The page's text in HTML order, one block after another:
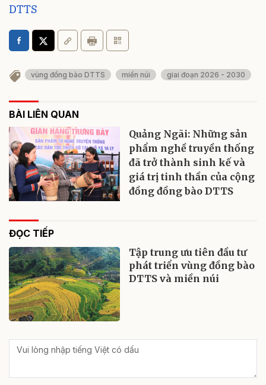
DTTS
vùng đồng bào DTTS miền núi giai đoạn 2026 - 2030
BÀI LIÊN QUAN
Quảng Ngãi: Những sản
phẩm nghề truyền thống
đã trở thành sinh kế và
giá trị tinh thần của cộng
đồng đồng bào DTTS
ĐỌC TIẾP
Tập trung ưu tiên đầu tư
phát triển vùng đồng bào
DTTS và miền núi